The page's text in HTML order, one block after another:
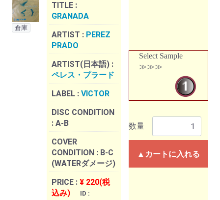
倉庫
TITLE :
GRANADA
ARTIST : PEREZ
PRADO
ARTIST(日本語) :
ペレス・プラード
LABEL : VICTOR
DISC CONDITION
: A-B
COVER
CONDITION : B-C
(WATERダメージ)
PRICE : ¥ 220(税
込み)
ID :
Select Sample
≫≫≫
数量
▲カートに入れる